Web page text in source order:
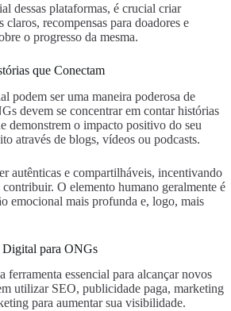
dessas plataformas, é crucial criar
recompensas para doadores e
o progresso da mesma.
que Conectam
podem ser uma maneira poderosa de
devem se concentrar em contar histórias
demonstrem o impacto positivo do seu
através de blogs, vídeos ou podcasts.
autênticas e compartilháveis, incentivando
O elemento humano geralmente é
emocional mais profunda e, logo, mais
Digital para ONGs
ferramenta essencial para alcançar novos
utilizar SEO, publicidade paga, marketing
para aumentar sua visibilidade.